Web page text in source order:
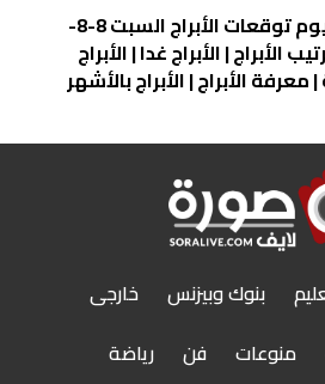
حظك اليوم توقعات الأبراج السبت 8-8-
| ترتيب الأبراج | الأبراج غدا | الأبراج
معرفة الأبراج | الأبراج بالأشهر
بنوك وبيزنس
خارجى
منوعات فن رياضة